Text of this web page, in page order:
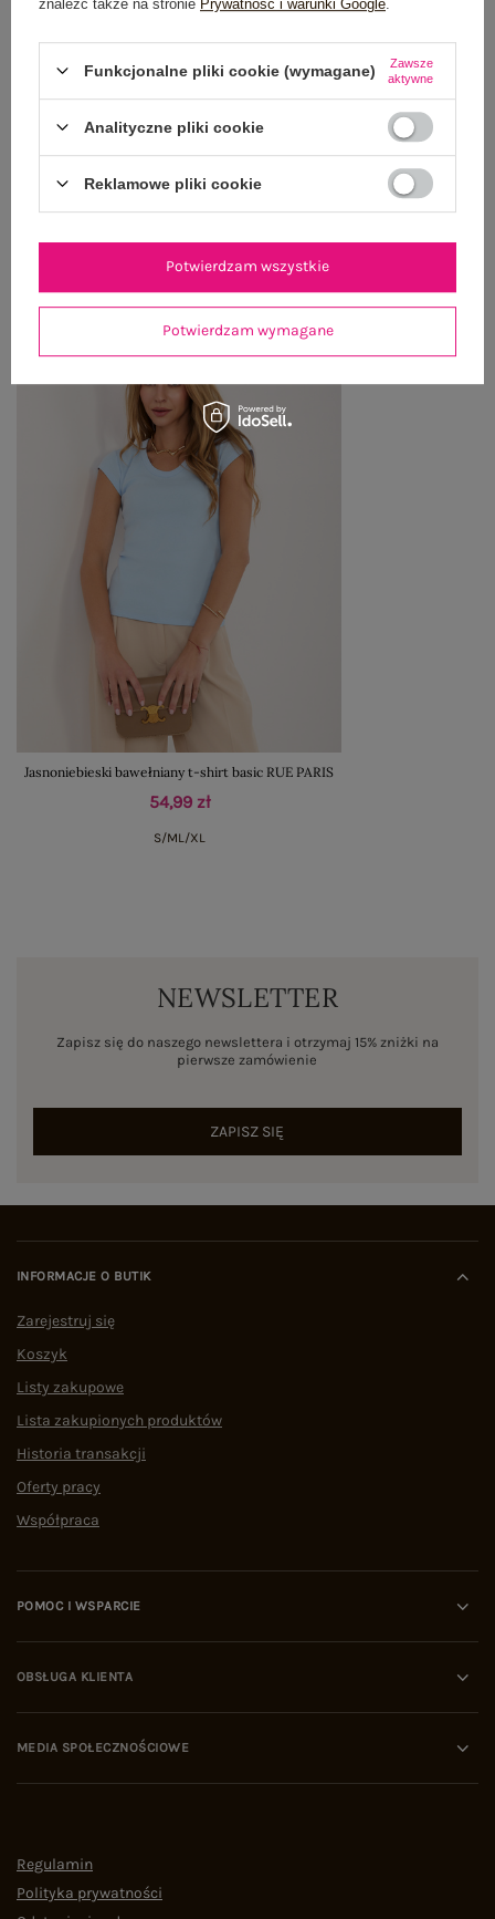
OPINIE O PRODUKCIE (4)
WYSYŁKA I DOSTAWA
OSTATNIO OGLĄDANE
Jasnoniebieski bawełniany t-shirt basic RUE PARIS
54,99 zł
S/ML/XL
NEWSLETTER
Zapisz się do naszego newslettera i otrzymaj 15% zniżki na
pierwsze zamówienie
ZAPISZ SIĘ
INFORMACJE O BUTIK
Zarejestruj się
Koszyk
Listy zakupowe
Lista zakupionych produktów
Historia transakcji
Oferty pracy
Współpraca
POMOC I WSPARCIE
OBSŁUGA KLIENTA
MEDIA SPOŁECZNOŚCIOWE
Regulamin
Polityka prywatności
znaleźć także na stronie Prywatność i warunki Google
Funkcjonalne pliki cookie (wymagane)
Zawsze
aktywne
Analityczne pliki cookie
Reklamowe pliki cookie
Potwierdzam wymagane
Potwierdzam wszystkie